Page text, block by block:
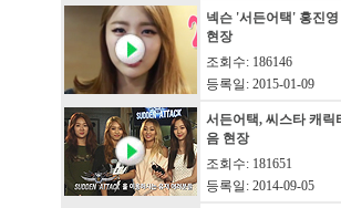
넥슨 '서든어택' 홍진
현장
조회수: 186146
등록일: 2015-01-09
서든어택, 씨스타 캐릭
음 현장
조회수: 181651
등록일: 2014-09-05